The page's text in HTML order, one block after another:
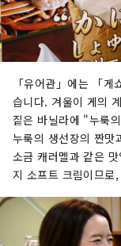
「유어관」에는 「
습니다. 겨울이 게의
짙은 바닐라에 "누룩
누룩의 생선장의 짠맛
소금 캐러멜과 같은
지 소프트 크림이므로